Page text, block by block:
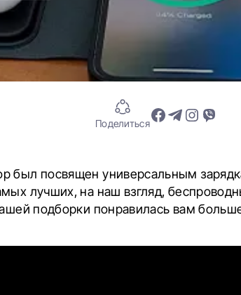
Поделиться
был посвящен универсальным
лучших, на наш взгляд,
подборки понравилась вам